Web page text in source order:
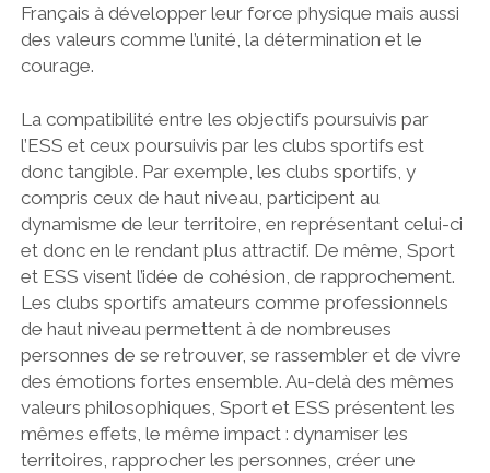
Français à développer leur force physique mais aussi
des valeurs comme l’unité, la détermination et le
courage.
La compatibilité entre les objectifs poursuivis par
l’ESS et ceux poursuivis par les clubs sportifs est
donc tangible. Par exemple, les clubs sportifs, y
compris ceux de haut niveau, participent au
dynamisme de leur territoire, en représentant celui-ci
et donc en le rendant plus attractif. De même, Sport
et ESS visent l’idée de cohésion, de rapprochement.
Les clubs sportifs amateurs comme professionnels
de haut niveau permettent à de nombreuses
personnes de se retrouver, se rassembler et de vivre
des émotions fortes ensemble. Au-delà des mêmes
valeurs philosophiques, Sport et ESS présentent les
mêmes effets, le même impact : dynamiser les
territoires, rapprocher les personnes, créer une